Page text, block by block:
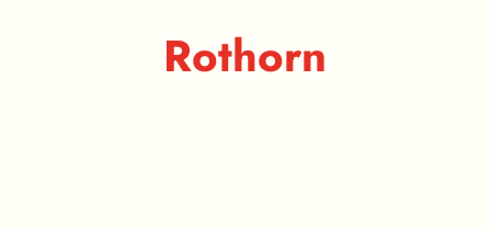
Rothorn